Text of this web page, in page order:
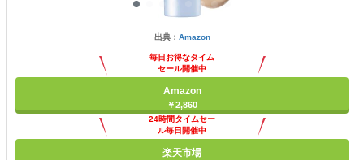
出典： Amazon
毎日お得なタイム
セール開催中
Amazon
￥2,860
24時間タイムセー
ル毎日開催中
楽天市場